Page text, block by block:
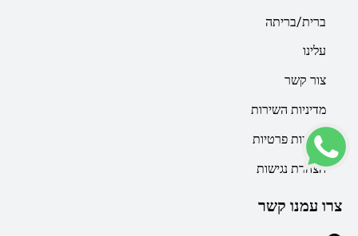
ברית/בריתה
עלינו
צור קשר
מדיניות השירות
מדיניות פרטיות
הצהרת נגישות
צרו עמנו קשר